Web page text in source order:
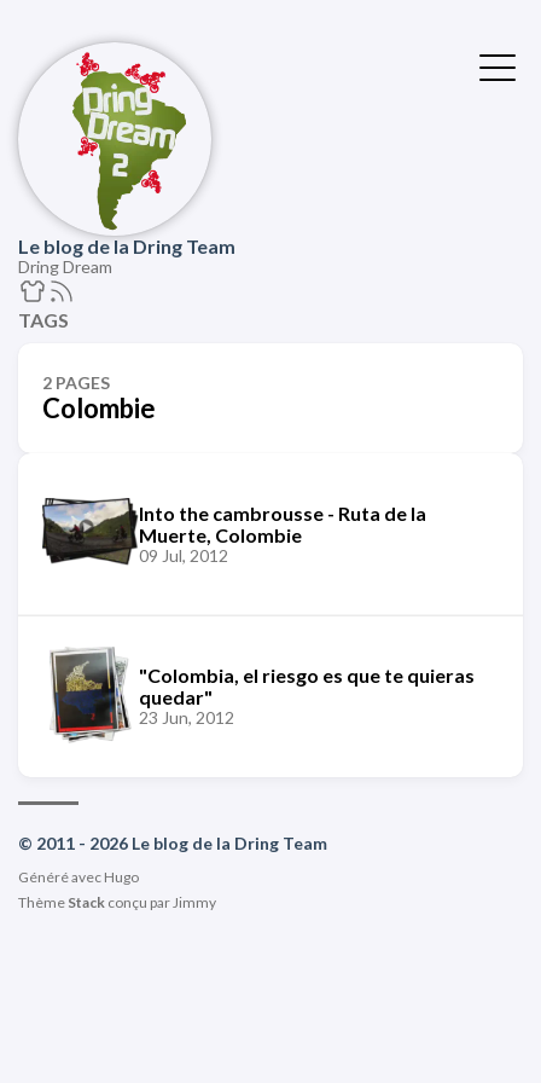
Le blog de la Dring Team
Dring Dream
TAGS
2 PAGES
Colombie
Into the cambrousse - Ruta de la
Muerte, Colombie
09 Jul, 2012
"Colombia, el riesgo es que te quieras
quedar"
23 Jun, 2012
© 2011 - 2026 Le blog de la Dring Team
Généré avec Hugo
Thème Stack conçu par Jimmy